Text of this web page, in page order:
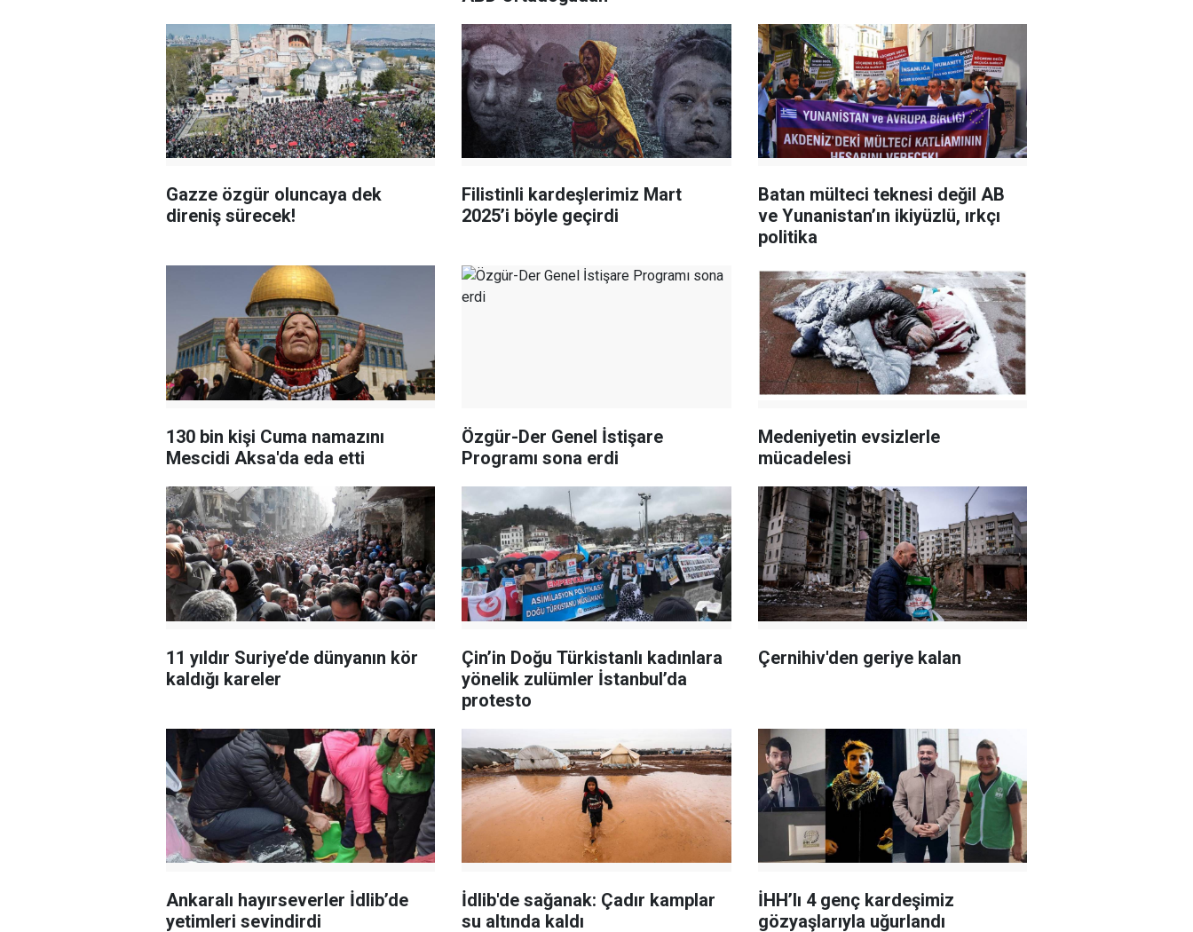
Gazze özgür oluncaya dek
direniş sürecek!
Filistinli kardeşlerimiz Mart
2025’i böyle geçirdi
Batan mülteci teknesi değil AB
ve Yunanistan’ın ikiyüzlü, ırkçı
politika
130 bin kişi Cuma namazını
Mescidi Aksa'da eda etti
Özgür-Der Genel İstişare
Programı sona erdi
Medeniyetin evsizlerle
mücadelesi
11 yıldır Suriye’de dünyanın kör
kaldığı kareler
Çin’in Doğu Türkistanlı kadınlara
yönelik zulümler İstanbul’da
protesto
Çernihiv'den geriye kalan
Ankaralı hayırseverler İdlib’de
yetimleri sevindirdi
İdlib'de sağanak: Çadır kamplar
su altında kaldı
İHH’lı 4 genç kardeşimiz
gözyaşlarıyla uğurlandı